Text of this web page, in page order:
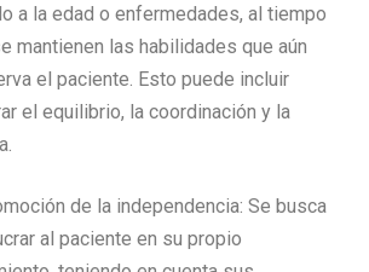
a la edad o enfermedades, al tiempo
mantienen las habilidades que aún
el paciente. Esto puede incluir
el equilibrio, la coordinación y la
de la independencia: Se busca
al paciente en su propio